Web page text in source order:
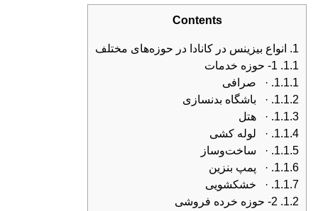
Contents
انواع بیزینس در کانادا در حوزه‌های مختلف
1.1. 1- حوزه خدمات
1.1.1. · صرافی
1.1.2. · باشگاه بدنسازی
1.1.3. · هتل
1.1.4. · لوله کشی
1.1.5. · ساخت‌وساز
1.1.6. · پمپ بنزین
1.1.7. · خشکشویی
1.2. 2- حوزه خرده فروشی